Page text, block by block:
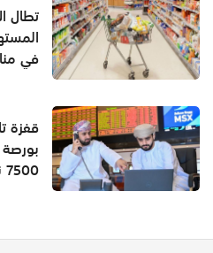
تطال
في
قفزة
7500 نقطة